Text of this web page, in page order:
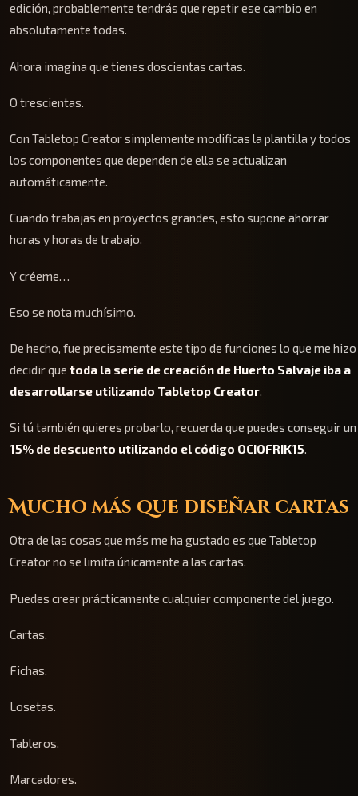
edición, probablemente tendrás que repetir ese cambio en
absolutamente todas.
Ahora imagina que tienes doscientas cartas.
O trescientas.
Con Tabletop Creator simplemente modificas la plantilla y todos
los componentes que dependen de ella se actualizan
automáticamente.
Cuando trabajas en proyectos grandes, esto supone ahorrar
horas y horas de trabajo.
Y créeme…
Eso se nota muchísimo.
De hecho, fue precisamente este tipo de funciones lo que me hizo
decidir que toda la serie de creación de Huerto Salvaje iba a
desarrollarse utilizando Tabletop Creator.
Si tú también quieres probarlo, recuerda que puedes conseguir un
15% de descuento utilizando el código OCIOFRIK15.
Mucho más que diseñar cartas
Otra de las cosas que más me ha gustado es que Tabletop
Creator no se limita únicamente a las cartas.
Puedes crear prácticamente cualquier componente del juego.
Cartas.
Fichas.
Losetas.
Tableros.
Marcadores.